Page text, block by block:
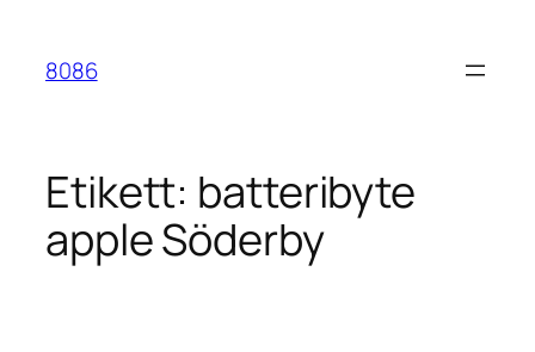
innehåll
8086
Etikett: batteribyte
apple Söderby